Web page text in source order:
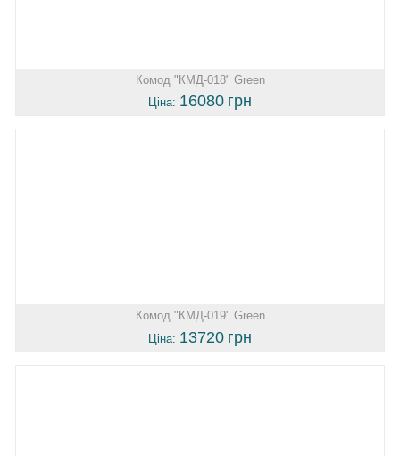
Комод "КМД-018" Green
Ціна: 16080 грн
Комод "КМД-019" Green
Ціна: 13720 грн